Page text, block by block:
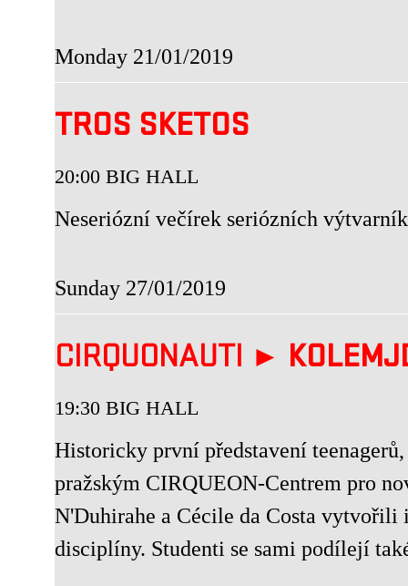
Monday 21/01/2019
TROS SKETOS
20:00 BIG HALL
Neseriózní večírek seriózních
Sunday 27/01/2019
CIRQUONAUTI ►
19:30 BIG HALL
Historicky první představení
pražským CIRQUEON-Centrem pro
N'Duhirahe a Cécile da Costa
disciplíny. Studenti se sami podílejí